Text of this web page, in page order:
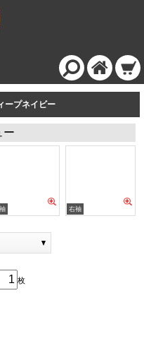
ープネイビー
ー
枚